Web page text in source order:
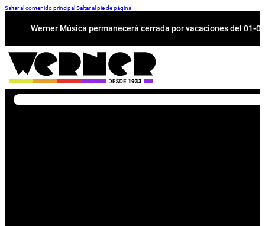
Saltar al contenido principal Saltar al pie de página
Werner Música permanecerá cerrada por vacaciones del 01-
Buscar